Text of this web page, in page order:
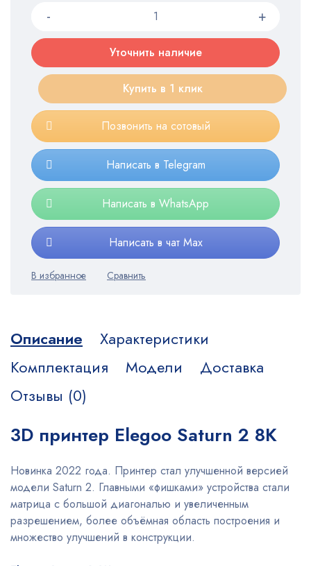
Уточнить наличие
Купить в 1 клик
Позвонить на сотовый
Написать в Telegram
Написать в WhatsApp
Написать в чат Max
Описание
Характеристики
Комплектация
Модели
Доставка
Отзывы (0)
3D принтер Elegoo Saturn 2 8K
Новинка 2022 года. Принтер стал улучшенной версией
модели Saturn 2. Главными «фишками» устройства стали
матрица с большой диагональю и увеличенным
разрешением, более объёмная область построения и
множество улучшений в конструкции.